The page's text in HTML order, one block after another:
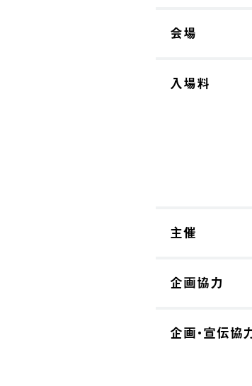
会場
入場料
主催
企画協力
企画・宣伝協